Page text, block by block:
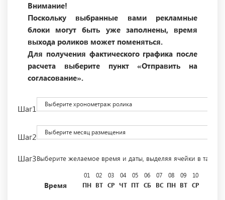
Внимание!
Поскольку выбранные вами рекламные
блоки могут быть уже заполнены, время
выхода роликов может поменяться.
Для получения фактического графика после
расчета выберите пункт «Отправить на
согласование».
Шаг1 Выберите хронометраж ролика
Шаг2 Выберите месяц размещения
Шаг3Выберите желаемое время и даты, выделяя ячейки в
Время
01
ПН
02
ВТ
03
СР
04
ЧТ
05
ПТ
06
СБ
07
ВС
08
ПН
09
ВТ
10
СР